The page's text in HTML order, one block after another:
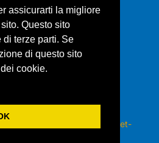
assicurarti la migliore
Questo sito
terze parti. Se
di questo sito
cookie.
Net-